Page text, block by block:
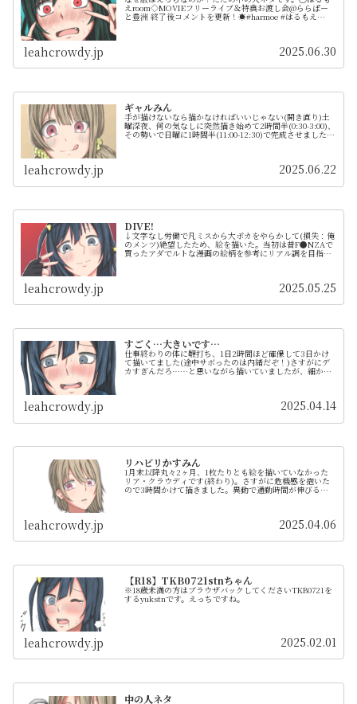
えroom◇⁡️MOVIEフリーライブ＆特典お渡し会@ららぽー
と豊洲 終了後コメントを更新！☀️⁡⁡#harmoe #はるもえ
leahcrowdy.jp 2025.06.30
ギャルみん
手が描けないなら描かなければいいじゃない(開き直り)土
曜深夜、何の気なしに突然描き始めて2時間半(0:30-3:00)、
その勢いで日曜に1時間半(11:00-12:30)で完成させました。
leahcrowdy.jp 2025.06.22
DIVE!
↓文字なし労働で凡ミスから大ポカをやらかして(損失：俺
のメンツ)絶望したため、絵を描いた。当初は昔F●NZAで
買ったアダでルトな漫画の絵柄を参考にリアル調を目指そ
leahcrowdy.jp 2025.05.25
すごく…大きいです…
仕事終わりの体に鞭打ち、1日2時間ほど確保して3日かけ
て描いてました(途中サボったのは内緒だぞ！)さすがにデ
カすぎんだろ……と思いながら描いていましたが、細かい
leahcrowdy.jp 2025.04.14
リハビリかすみん
1月末以降丸々2ヶ月、1枚たりとも絵を描いていなかった
リア・クラウディです(終わり)。さすがに危機感を抱いた
ので3時間かけて描きました。異動で通勤時間が伸びると
leahcrowdy.jp 2025.04.06
【R18】TKB0721stnちゃん
※18歳未満の方はブラウザバックしてくださいTKB0721を
するyukstnです。えっちですね。
leahcrowdy.jp 2025.02.01
中の人ネタ